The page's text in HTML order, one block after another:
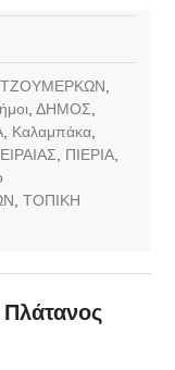
ΤΖΟΥΜΕΡΚΩΝ
, ΔΗΜΟΣ
, Καλαμπάκα,
ΠΙΕΡΙΑ,
ΤΟΠΙΚΗ